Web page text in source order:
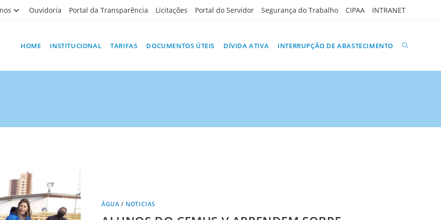
Ouvidoria Portal da Transparência Licitações Portal do Servidor Segurança do Trabalho CIPAA INTRANET
HOME INSTITUCIONAL TARIFAS DOCUMENTOS ÚTEIS DÍVIDA ATIVA INTERRUPÇÃO DE ABASTECIMENTO ALTERNAR
ÁGUA / NOTICIAS